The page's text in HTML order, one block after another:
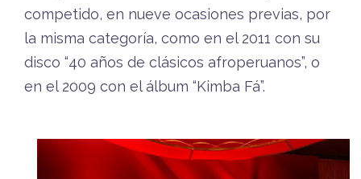
competido, en nueve ocasiones previas, por
la misma categoría, como en el 2011 con su
disco “40 años de clásicos afroperuanos”, o
en el 2009 con el álbum “Kimba Fá”.